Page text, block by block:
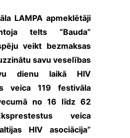
LAMPA apmeklētāji
telts “Bauda”
veikt bezmaksas
savu veselības
dienu laikā HIV
veica 119 festivāla
no 16 līdz 62
veica
HIV asociācija”